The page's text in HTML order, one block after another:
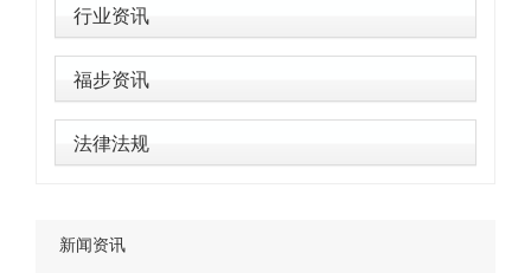
行业资讯
福步资讯
法律法规
新闻资讯